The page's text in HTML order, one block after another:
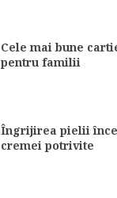
Cele mai bune
pentru familii
Îngrijirea pielii
cremei potrivite